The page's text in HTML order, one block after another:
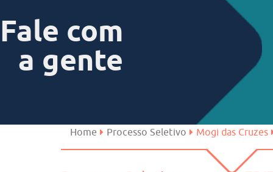
Ferraz de Vasconcelos
São José dos Campos
Fale com
a gente
Home Processo Seletivo Mogi das Cruzes